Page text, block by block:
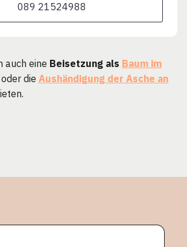
089 21524988
auch eine Beisetzung als Baum im
oder die Aushändigung der Asche an